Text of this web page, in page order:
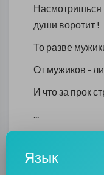
Насмотришься
души воротит !
То разве
От мужиков -
И что за прок
...
И жизнь - она
Язык